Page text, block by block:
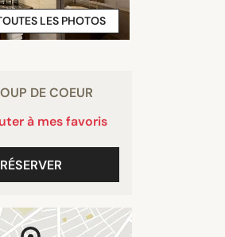
LES PHOTOS
DE COEUR
à mes favoris
RÉSERVER